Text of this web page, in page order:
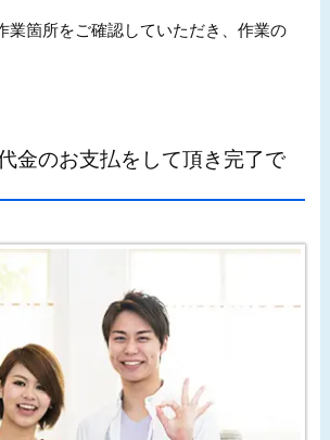
業箇所をご確認していただき、作業の
金のお支払をして頂き完了で